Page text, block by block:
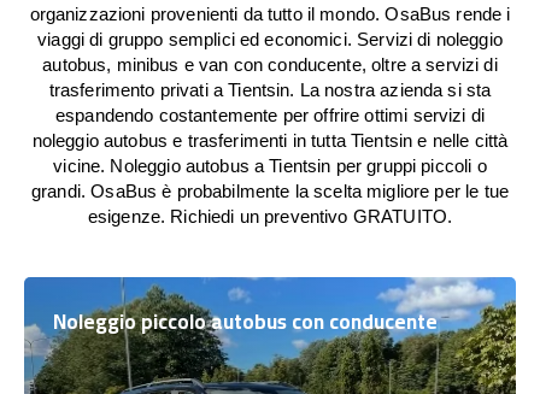
organizzazioni provenienti da tutto il mondo. OsaBus rende i
viaggi di gruppo semplici ed economici. Servizi di noleggio
autobus, minibus e van con conducente, oltre a servizi di
trasferimento privati a Tientsin. La nostra azienda si sta
espandendo costantemente per offrire ottimi servizi di
noleggio autobus e trasferimenti in tutta Tientsin e nelle città
vicine. Noleggio autobus a Tientsin per gruppi piccoli o
grandi. OsaBus è probabilmente la scelta migliore per le tue
esigenze. Richiedi un preventivo GRATUITO.
Noleggio piccolo autobus con conducente